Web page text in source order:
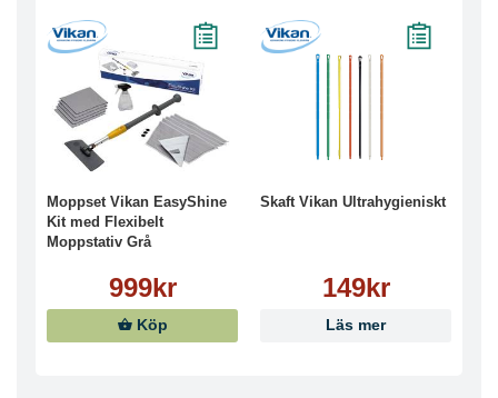
Moppset Vikan EasyShine
Kit med Flexibelt
Moppstativ Grå
999kr
Köp
Skaft Vikan Ultrahygieniskt
149kr
Läs mer